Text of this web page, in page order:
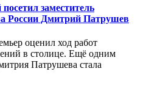
заместитель
России Дмитрий Патрушев
оценил ход работ
в столице. Ещё одним
Патрушева стала